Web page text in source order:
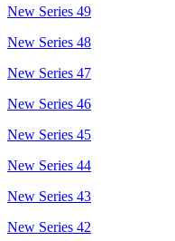
New Series 49
New Series 48
New Series 47
New Series 46
New Series 45
New Series 44
New Series 43
New Series 42